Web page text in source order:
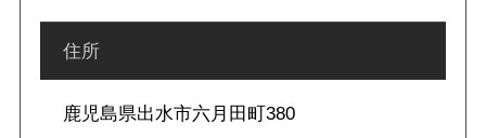
住所
鹿児島県出水市六月田町380